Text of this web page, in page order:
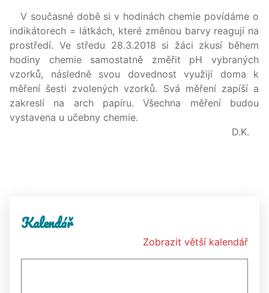
V současné době si v hodinách chemie povídáme o
indikátorech = látkách, které změnou barvy reagují na
prostředí. Ve středu 28.3.2018 si žáci zkusí během
hodiny chemie samostatně změřit pH vybraných
vzorků, následně svou dovednost využijí doma k
měření šesti zvolených vzorků. Svá měření zapíší a
zakreslí na arch papíru. Všechna měření budou
vystavena u učebny chemie.
D.K.
Kalendář
Zobrazit větší kalendář